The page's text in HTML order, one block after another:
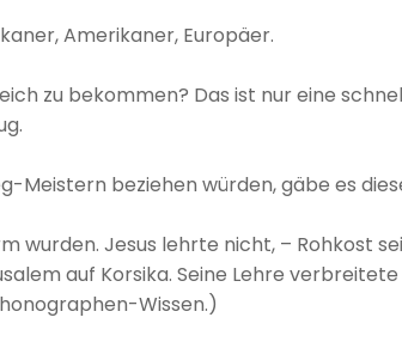
Amerikaner, Europäer.
zu bekommen? Das ist nur eine
Meistern beziehen würden, gäbe es
wurden. Jesus lehrte nicht, – Rohkost
auf Korsika. Seine Lehre
Wissen.)